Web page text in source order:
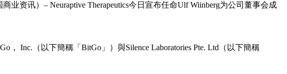
资讯）– Neuraptive Therapeutics今日宣布任命Ulf Wiinberg为公司董事会成
Inc.（以下簡稱「BitGo」）與Silence Laboratories Pte. Ltd（以下簡稱